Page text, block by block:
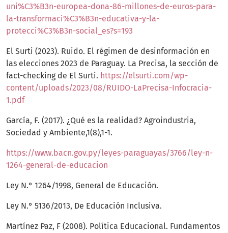
uni%C3%B3n-europea-dona-86-millones-de-euros-para-
la-transformaci%C3%B3n-educativa-y-la-
protecci%C3%B3n-social_es?s=193
El Surti (2023). Ruido. El régimen de desinformación en
las elecciones 2023 de Paraguay. La Precisa, la sección de
fact-checking de El Surti. https://elsurti.com/wp-
content/uploads/2023/08/RUIDO-LaPrecisa-Infocracia-
1.pdf
García, F. (2017). ¿Qué es la realidad? Agroindustria,
Sociedad y Ambiente,1(8),1-1.
https://www.bacn.gov.py/leyes-paraguayas/3766/ley-n-
1264-general-de-educacion
Ley N.° 1264/1998, General de Educación.
Ley N.° 5136/2013, De Educación Inclusiva.
Martínez Paz, F (2008). Política Educacional. Fundamentos